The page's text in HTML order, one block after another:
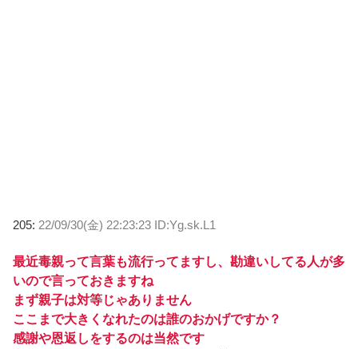
205: 22/09/30(金) 22:23:23 ID:Yg.sk.L1
最近毒親って言葉も流行ってますし、勘違いしてる人が多
いので言っておきますね
まず親子は対等じゃありません
ここまで大きくなれたのは誰のおかげですか？
感謝や恩返しをするのは当然です